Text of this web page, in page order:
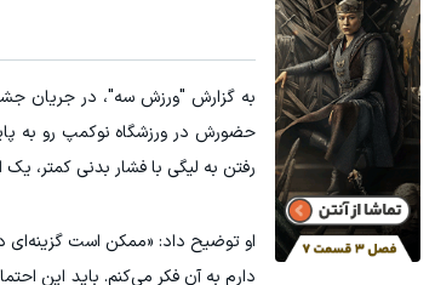
به گزارش "ورزش سه"، در جریان
حضورش در ورزشگاه نوکمپ رو به
رفتن به لیگی با فشار بدنی کمتر،
دارم به آن فکر می‌کنم. باید این